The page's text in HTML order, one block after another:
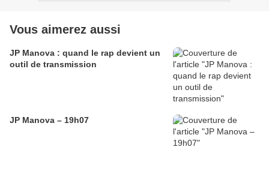
Vous aimerez aussi
JP Manova : quand le rap devient un
outil de transmission
JP Manova – 19h07